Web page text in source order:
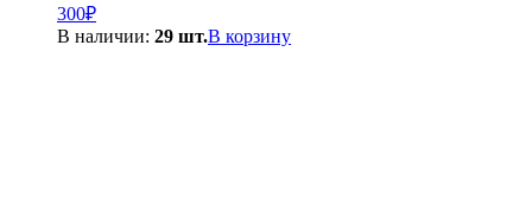
300₽
В наличии: 29 шт.В корзину